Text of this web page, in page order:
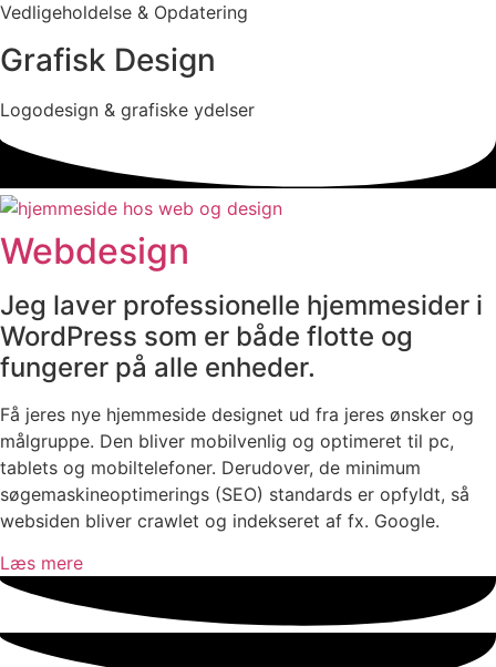
Vedligeholdelse & Opdatering
Grafisk Design​
Logodesign & grafiske ydelser
Webdesign
Jeg laver professionelle hjemmesider i
WordPress som er både flotte og
fungerer på alle enheder.
Få jeres nye hjemmeside designet ud fra jeres ønsker og
målgruppe. Den bliver mobilvenlig og optimeret til pc,
tablets og mobiltelefoner. Derudover, de minimum
søgemaskineoptimerings (SEO) standards er opfyldt, så
websiden bliver crawlet og indekseret af fx. Google.
Læs mere